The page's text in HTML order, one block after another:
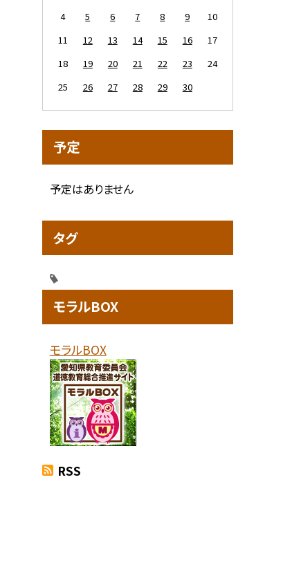
4
5 6 7 8 9
10
11
12 13 14 15 16
17
18
19 20 21 22 23
24
25
26 27 28 29 30
予定
予定はありません
タグ
モラルBOX
モラルBOX
RSS